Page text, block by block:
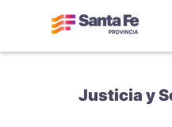
Justicia y